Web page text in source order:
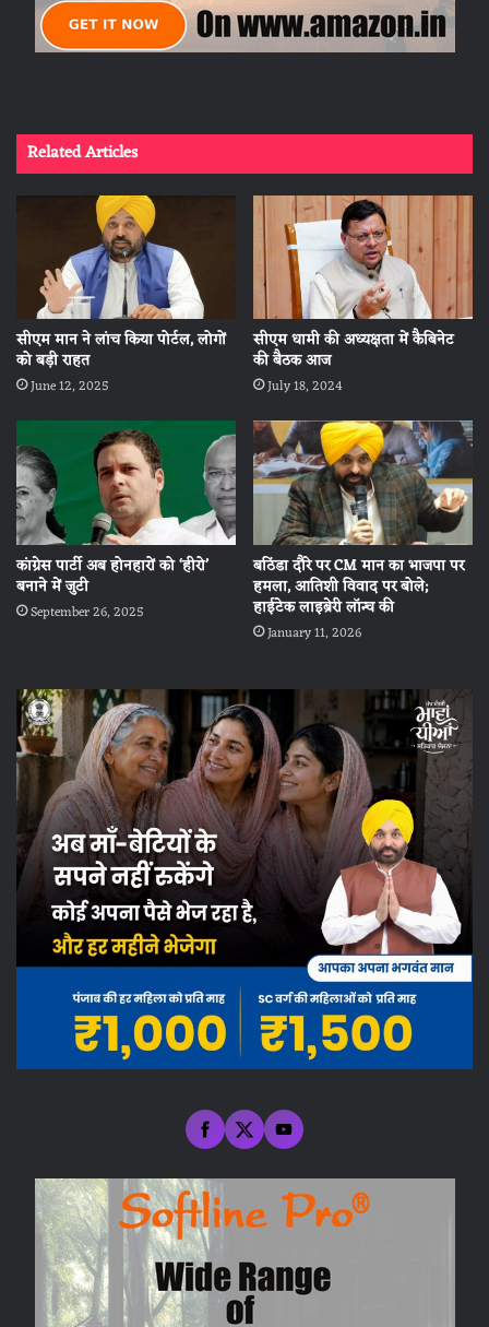
Related Articles
सीएम मान ने लांच किया पोर्टल, लोगों
को बड़ी राहत
June 12, 2025
सीएम धामी की अध्यक्षता में कैबिनेट
की बैठक आज
July 18, 2024
कांग्रेस पार्टी अब होनहारों को ‘हीरो’
बनाने में जुटी
September 26, 2025
बठिंडा दौरे पर CM मान का भाजपा पर
हमला, आतिशी विवाद पर बोले;
हाईटेक लाइब्रेरी लॉन्च की
January 11, 2026